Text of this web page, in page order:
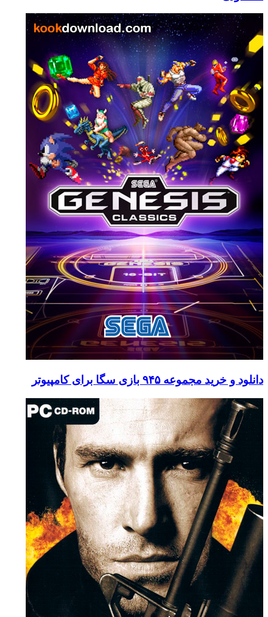
۹۴۵ بازی سگا برای کامپیوتر